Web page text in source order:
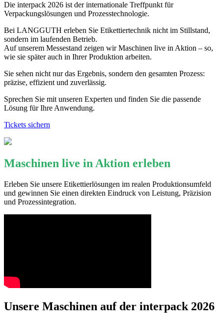
Die interpack 2026 ist der internationale Treffpunkt für
Verpackungslösungen und Prozesstechnologie.
Bei LANGGUTH erleben Sie Etikettiertechnik nicht im Stillstand,
sondern im laufenden Betrieb.
Auf unserem Messestand zeigen wir Maschinen live in Aktion – so,
wie sie später auch in Ihrer Produktion arbeiten.
Sie sehen nicht nur das Ergebnis, sondern den gesamten Prozess:
präzise, effizient und zuverlässig.
Sprechen Sie mit unseren Experten und finden Sie die passende
Lösung für Ihre Anwendung.
Tickets sichern
Maschinen live in Aktion erleben
Erleben Sie unsere Etikettierlösungen im realen Produktionsumfeld
und gewinnen Sie einen direkten Eindruck von Leistung, Präzision
und Prozessintegration.
Unsere Maschinen auf der interpack 2026